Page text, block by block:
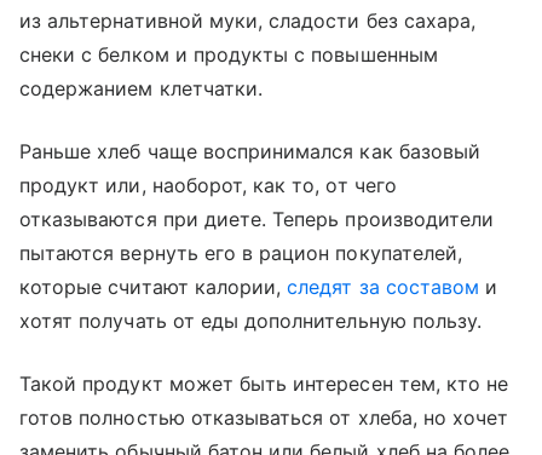
из альтернативной муки, сладости без сахара,
снеки с белком и продукты с повышенным
содержанием клетчатки.
Раньше хлеб чаще воспринимался как базовый
продукт или, наоборот, как то, от чего
отказываются при диете. Теперь производители
пытаются вернуть его в рацион покупателей,
которые считают калории,следят за составом и
хотят получать от еды дополнительную пользу.
Такой продукт может быть интересен тем, кто не
готов полностью отказываться от хлеба, но хочет